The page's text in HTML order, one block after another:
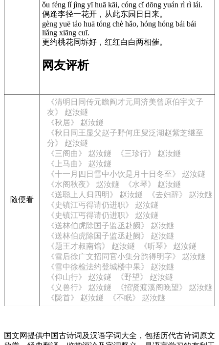
ǒu féng lǐ jìng yī huā kāi, cóng cǐ dōng yuán rì rì lái.
偶逢李径一花开，从此东园日日来。
gèng yuē táo huā tóng chè hǎo, hóng hóng bái bái
liǎng xiāng cuī.
更约桃花同坼好，红红白白两相催。
网友评析
随便看
《清明日同传元瞻阎才元周济美曾原伯宇文子
友》 赵汝鐩
《秋居》 赵汝鐩
《秋日同王显父赵子野何庄叟泛湖赵紫芝继至
分》 赵汝鐩
《三阁曲》 赵汝鐩
《三珍行》 赵汝鐩
《上马曲》 赵汝鐩
《十一月四日雪中小饮是月十日冬至》 赵汝鐩
《水阁秋夜》 赵汝鐩
《水琴》 赵汝鐩
《送聪上人归四明》 赵汝鐩
《去妇辞》 赵汝鐩
《史镇江丐得请仍进职》 赵汝鐩
《史镇江丐得请仍进职》 赵汝鐩
《送林伯虎除国子监丞赴阙》 赵汝鐩
《送林伯虎除国子监丞赴阙》 赵汝鐩
《题王才叔南馆》 赵汝鐩
《听琴》 赵汝鐩
《雪后徐广文招同官小集分韵得明字》 赵汝鐩
《雪中徐检法约登城楼中果》 赵汝鐩
《仰山行》 赵汝鐩
《野望》 赵汝鐩
《义兽行》 赵汝鐩
《招贤渡溪阁晚望》 赵汝鐩
《陇首》 赵汝鐩
《不眠》 赵汝鐩
国文网提供中国古诗词及汉语字词大全，包括历代古诗词原文